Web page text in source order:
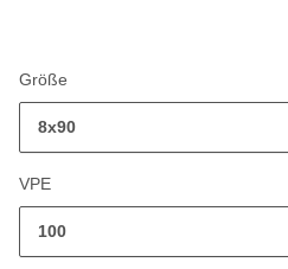
Größe
8x90
VPE
100